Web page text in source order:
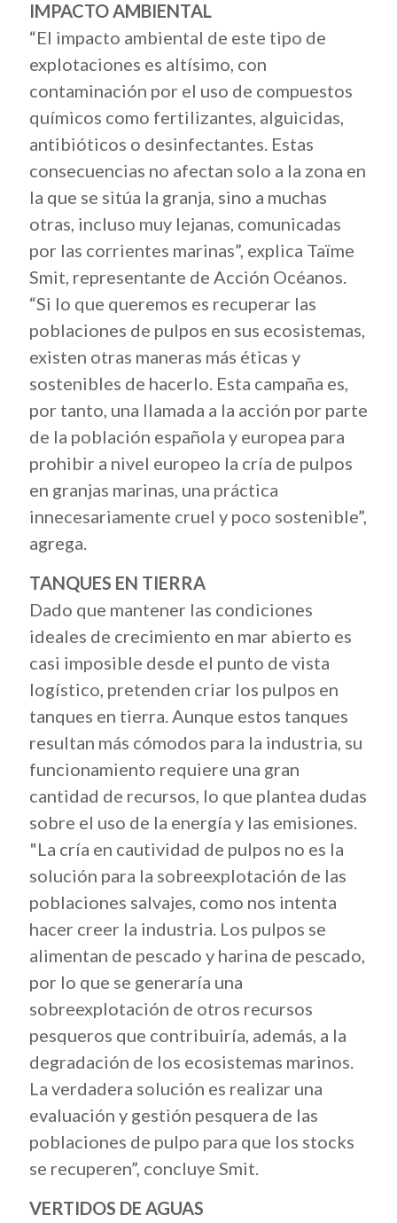
IMPACTO AMBIENTAL
“El impacto ambiental de este tipo de
explotaciones es altísimo, con
contaminación por el uso de compuestos
químicos como fertilizantes, alguicidas,
antibióticos o desinfectantes. Estas
consecuencias no afectan solo a la zona en
la que se sitúa la granja, sino a muchas
otras, incluso muy lejanas, comunicadas
por las corrientes marinas”, explica Taïme
Smit, representante de Acción Océanos.
“Si lo que queremos es recuperar las
poblaciones de pulpos en sus ecosistemas,
existen otras maneras más éticas y
sostenibles de hacerlo. Esta campaña es,
por tanto, una llamada a la acción por parte
de la población española y europea para
prohibir a nivel europeo la cría de pulpos
en granjas marinas, una práctica
innecesariamente cruel y poco sostenible”,
agrega.
TANQUES EN TIERRA
Dado que mantener las condiciones
ideales de crecimiento en mar abierto es
casi imposible desde el punto de vista
logístico, pretenden criar los pulpos en
tanques en tierra. Aunque estos tanques
resultan más cómodos para la industria, su
funcionamiento requiere una gran
cantidad de recursos, lo que plantea dudas
sobre el uso de la energía y las emisiones.
"La cría en cautividad de pulpos no es la
solución para la sobreexplotación de las
poblaciones salvajes, como nos intenta
hacer creer la industria. Los pulpos se
alimentan de pescado y harina de pescado,
por lo que se generaría una
sobreexplotación de otros recursos
pesqueros que contribuiría, además, a la
degradación de los ecosistemas marinos.
La verdadera solución es realizar una
evaluación y gestión pesquera de las
poblaciones de pulpo para que los stocks
se recuperen”, concluye Smit.
VERTIDOS DE AGUAS